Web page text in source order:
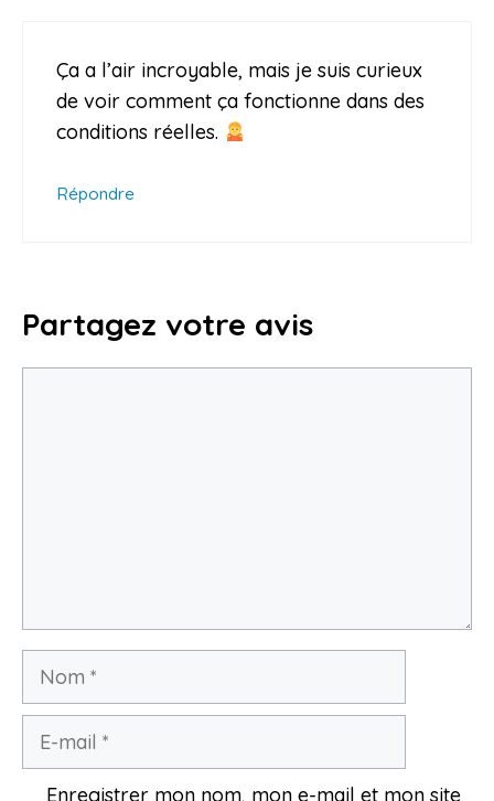
Ça a l’air incroyable, mais je suis curieux
de voir comment ça fonctionne dans des
conditions réelles.
Répondre
Partagez votre avis
Nom
Enregistrer mon nom, mon e-mail et mon site